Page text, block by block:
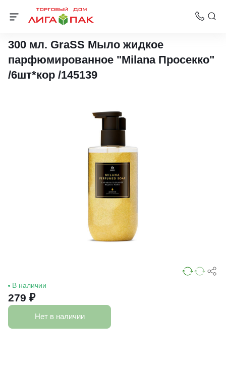
Жидкое мыло
300 мл. GraSS Мыло жидкое
парфюмированное "Milana Просекко"
/6шт*кор /145139
В наличии
279 ₽
Нет в наличии